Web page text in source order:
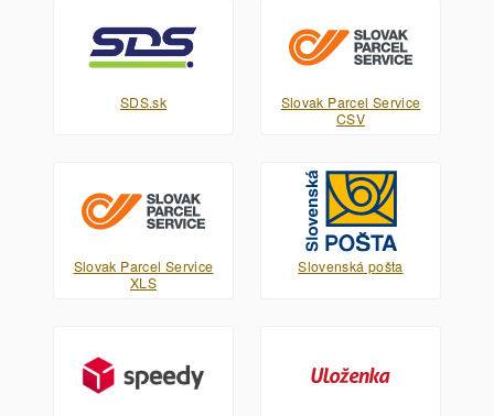
SDS.sk
Slovak Parcel Service
CSV
Slovak Parcel Service
XLS
Slovenská pošta